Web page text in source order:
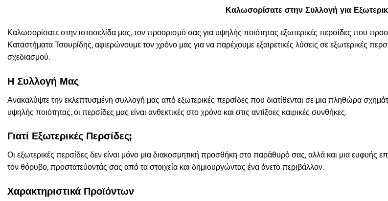
Καλωσορίσατε στην Συλλογή για
Καλωσορίσατε στην ιστοσελίδα μας, τον προορισμό σας για υψηλής ποιότητας εξωτερικές περσίδες που
Καταστήματα Τσουρίδης, αφιερώνουμε τον χρόνο μας για να παρέχουμε εξαιρετικές λύσεις σε εξωτερικές
σχεδιασμού.
Η Συλλογή Μας
Ανακαλύψτε την εκλεπτυσμένη συλλογή μας από εξωτερικές περσίδες που διατίθενται σε μια πληθώρα
υψηλής ποιότητας, οι περσίδες μας είναι ανθεκτικές στο χρόνο και στις αντίξοες καιρικές συνθήκες.
Γιατί Εξωτερικές Περσίδες;
Οι εξωτερικές περσίδες δεν είναι μόνο μια διακοσμητική προσθήκη στο παράθυρό σας, αλλά και μια
τον θόρυβο, προστατεύοντάς σας από τα στοιχεία και δημιουργώντας ένα άνετο περιβάλλον.
Χαρακτηριστικά Προϊόντων